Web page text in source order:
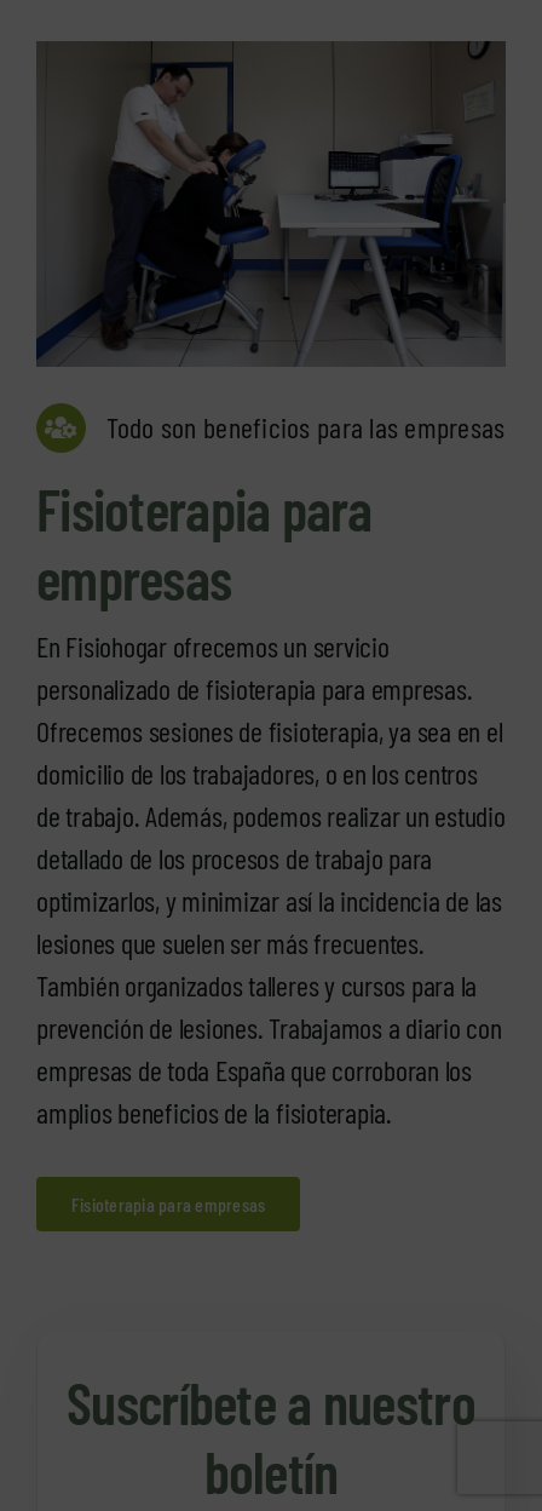
Todo son beneficios para las empresas
Fisioterapia para
empresas
En Fisiohogar ofrecemos un servicio
personalizado de fisioterapia para empresas.
Ofrecemos sesiones de fisioterapia, ya sea en el
domicilio de los trabajadores, o en los centros
de trabajo. Además, podemos realizar un estudio
detallado de los procesos de trabajo para
optimizarlos, y minimizar así la incidencia de las
lesiones que suelen ser más frecuentes.
También organizados talleres y cursos para la
prevención de lesiones. Trabajamos a diario con
empresas de toda España que corroboran los
amplios beneficios de la fisioterapia.
Fisioterapia para empresas
Suscríbete a nuestro
boletín